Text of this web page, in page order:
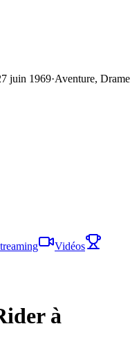
juin 1969·Aventure, Drame
Vidéos
à